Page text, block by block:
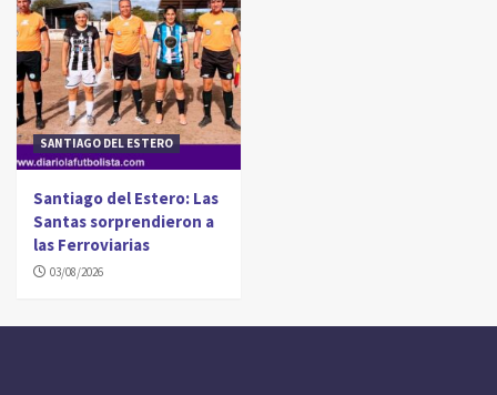
SANTIAGO DEL ESTERO
Santiago del Estero: Las
Santas sorprendieron a
las Ferroviarias
03/08/2026